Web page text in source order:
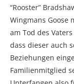
“Rooster”
Wingmans Goose
am Tod des
dass dieser auch
Beziehungen
Familienmitglied